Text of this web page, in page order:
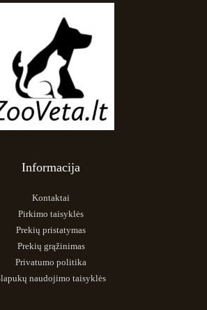
Informacija
Kontaktai
Pirkimo taisyklės
Prekių pristatymas
Prekių grąžinimas
Privatumo politika
naudojimo taisyklės